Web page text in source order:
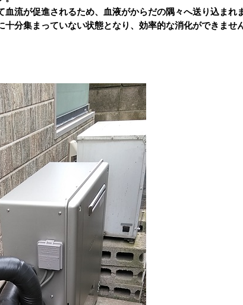
血流が促進されるため、血液がからだの隅々へ送り込まれ
十分集まっていない状態となり、効率的な消化ができませ